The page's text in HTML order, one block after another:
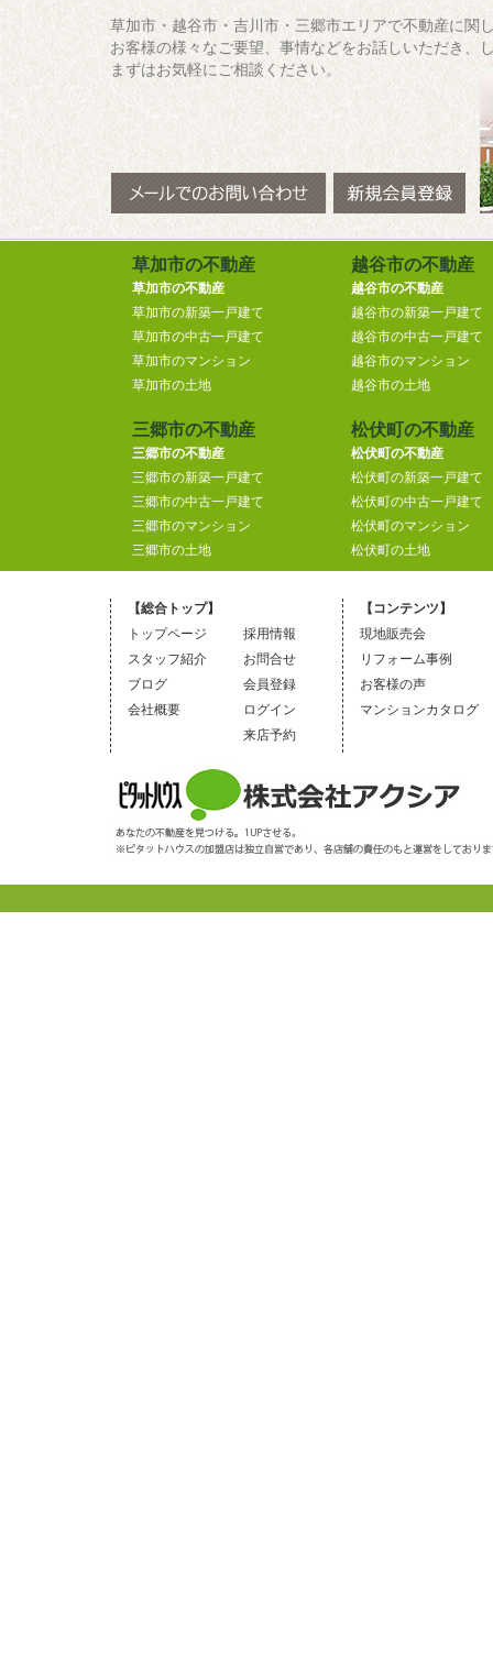
草加市・越谷市・吉川市・三郷市エリアで不動産に関
お客様の様々なご要望、事情などをお話しいただき、
まずはお気軽にご相談ください。
草加市の不動産
草加市の不動産
草加市の新築一戸建て
草加市の中古一戸建て
草加市のマンション
草加市の土地
越谷市の不動産
越谷市の不動産
越谷市の新築一戸建て
越谷市の中古一戸建て
越谷市のマンション
越谷市の土地
三郷市の不動産
三郷市の不動産
三郷市の新築一戸建て
三郷市の中古一戸建て
三郷市のマンション
三郷市の土地
松伏町の不動産
松伏町の不動産
松伏町の新築一戸建て
松伏町の中古一戸建て
松伏町のマンション
松伏町の土地
【総合トップ】
トップページ
スタッフ紹介
ブログ
会社概要
採用情報
お問合せ
会員登録
ログイン
来店予約
【コンテンツ】
現地販売会
リフォーム事例
お客様の声
マンションカタログ